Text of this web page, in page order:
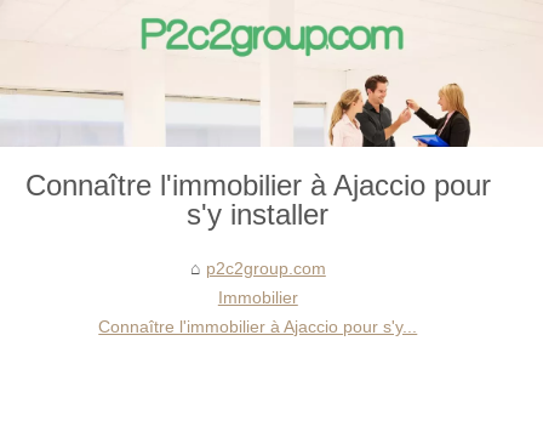
Connaître l'immobilier à Ajaccio pour
s'y installer
p2c2group.com
Immobilier
Connaître l'immobilier à Ajaccio pour s'y...